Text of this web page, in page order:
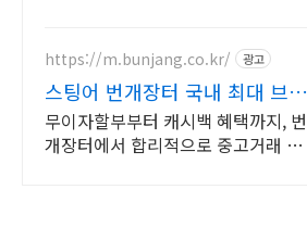
매물전산연동
https://m.bunjang.co.kr/ 광고
스팅어 번개장터 국내 최대 브랜
드 중고거래
무이자할부부터 캐시백 혜택까지, 번
개장터에서 합리적으로 중고거래 하